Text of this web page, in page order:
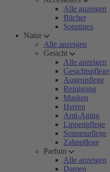
Alle anzeigen
Bücher
Sonstiges
Natur
Alle anzeigen
Gesicht
Alle anzeigen
Gesichtspflege
Augenpflege
Reinigung
Masken
Herren
Anti-Aging
Lippenpflege
Sonnenpflege
Zahnpflege
Parfum
Alle anzeigen
Damen